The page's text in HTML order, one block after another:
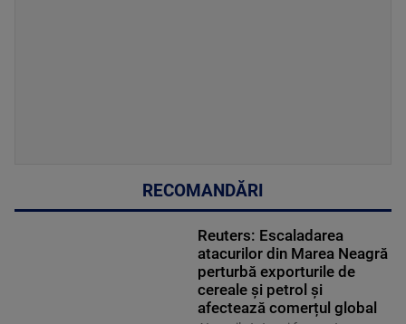
RECOMANDĂRI
Reuters: Escaladarea
atacurilor din Marea Neagră
perturbă exporturile de
cereale și petrol și
afectează comerțul global